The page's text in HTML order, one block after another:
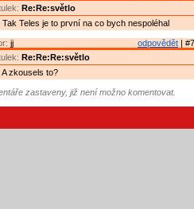
Re:Re:světlo
Tak Teles je to první na co bych nespoléhal
odpovědět |
jj
Re:Re:Re:světlo
A zkousels to?
zastaveny, již není možno komentovat.